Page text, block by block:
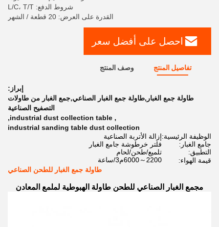
شروط الدفع: L/C، T/T
القدرة على العرض: 20 قطعة / الشهر
احصل على أفضل سعر
تفاصيل المنتج وصف المنتج
إبراز:
طاولة جمع الغبار,طاولة جمع الغبار الصناعي,جمع الغبار من طاولات
التصفيح الصناعية
,
industrial dust collection table
,
industrial sanding table dust collection
الوظيفة الرئيسية:إزالة الأتربة الصناعية
جامع الغبار:
فلتر خرطوشة جامع الغبار
التطبيق:
تلميع/طحن/لحام
قيمة الهواء:
2200～6000م3/ساعة
طاولة جمع الغبار للطحن الصناعي
مجمع الغبار الصناعي للطحن طاولة الهبوطية لملمع المعادن